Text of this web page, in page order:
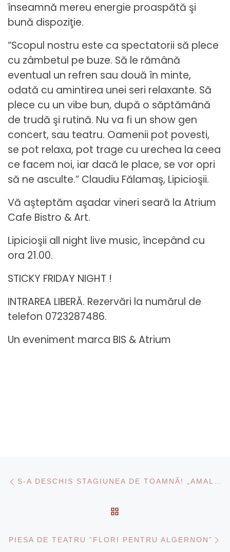
înseamnă mereu energie proaspătă şi
bună dispoziţie.
“Scopul nostru este ca spectatorii să plece
cu zâmbetul pe buze. Să le rămână
eventual un refren sau două în minte,
odată cu amintirea unei seri relaxante. Să
plece cu un vibe bun, după o săptămână
de trudă şi rutină. Nu va fi un show gen
concert, sau teatru. Oamenii pot povesti,
se pot relaxa, pot trage cu urechea la ceea
ce facem noi, iar dacă le place, se vor opri
să ne asculte.” Claudiu Fălamaş, Lipicioşii.
Vă aşteptăm aşadar vineri seară la Atrium
Cafe Bistro & Art.
Lipicioşii all night live music, începând cu
ora 21.00.
STICKY FRIDAY NIGHT !
INTRAREA LIBERĂ. Rezervări la numărul de
telefon 0723287486.
Un eveniment marca BIS & Atrium
Navigare în articole
PIESA DE TEATRU ”FLORI PENTRU ALGERNON”